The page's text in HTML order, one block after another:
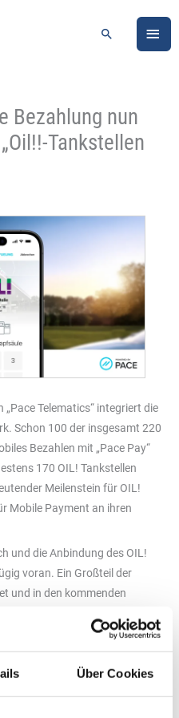
Über Cookies
Suchen
Bezahlung nun
Tankstellen
Telematics“ integriert die
Schon 100 der insgesamt 220
Bezahlen mit „Pace Pay“
170 OIL! Tankstellen
Meilenstein für OIL!
Mobile Payment an ihren
und die Anbindung des OIL!
voran. Ein Großteil der
und in den kommenden
auch die mobilen
„Roadrunner“ in das System
Privatkunden als auch
der einfachen und